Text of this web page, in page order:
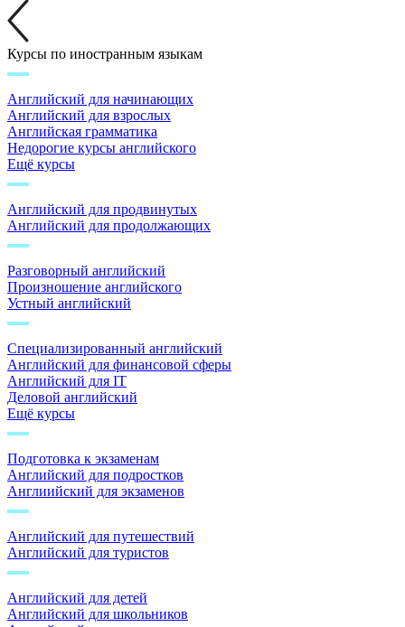
Курсы по иностранным языкам
Английский для начинающих
Английский для взрослых
Английская грамматика
Недорогие курсы английского
Ещё курсы
Английский для продвинутых
Английский для продолжающих
Разговорный английский
Произношение английского
Устный английский
Специализированный английский
Английский для финансовой сферы
Английский для IT
Деловой английский
Ещё курсы
Подготовка к экзаменам
Английский для подростков
Англиийский для экзаменов
Английский для путешествий
Английский для туристов
Английский для детей
Английский для школьников